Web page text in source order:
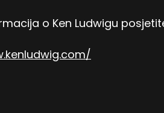
o Ken Ludwigu